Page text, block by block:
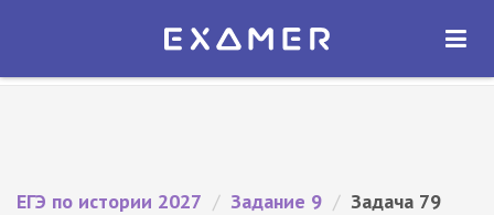
Экзамер — ЕГЭ 2027
ОТКРЫТЬ
ЕГЭ по истории 2027 / Задание 9 / Задача 79